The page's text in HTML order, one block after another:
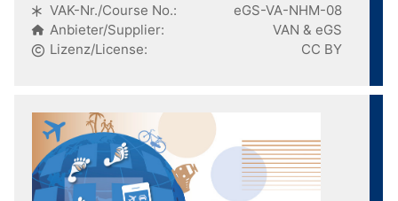
VAK-Nr./Course No.:
eGS-VA-NHM-08
Anbieter/Supplier:
VAN & eGS
Lizenz/License:
CC BY